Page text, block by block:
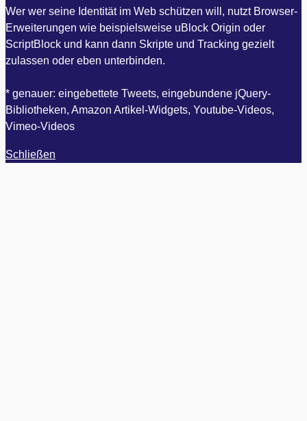
Wer wer seine Identität im Web schützen will, nutzt Browser-
Erweiterungen wie beispielsweise uBlock Origin oder
ScriptBlock und kann dann Skripte und Tracking gezielt
zulassen oder eben unterbinden.
* genauer: eingebettete Tweets, eingebundene jQuery-
Bibliotheken, Amazon Artikel-Widgets, Youtube-Videos,
Vimeo-Videos
Schließen